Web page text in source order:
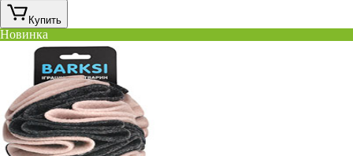
Купить
Новинка